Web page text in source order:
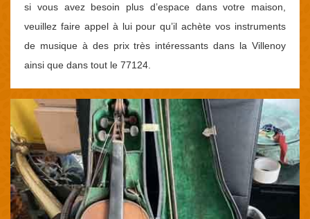
si vous avez besoin plus d’espace dans votre maison,
veuillez faire appel à lui pour qu’il achète vos instruments
de musique à des prix très intéressants dans la Villenoy
ainsi que dans tout le 77124.